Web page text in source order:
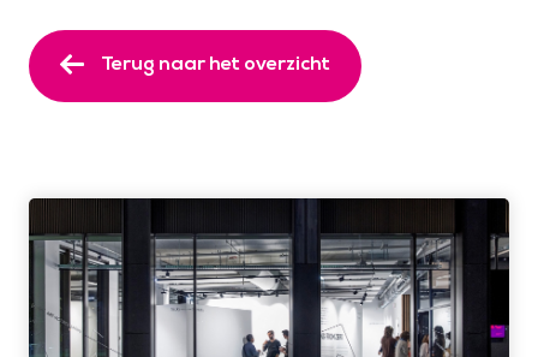
Terug naar het overzicht